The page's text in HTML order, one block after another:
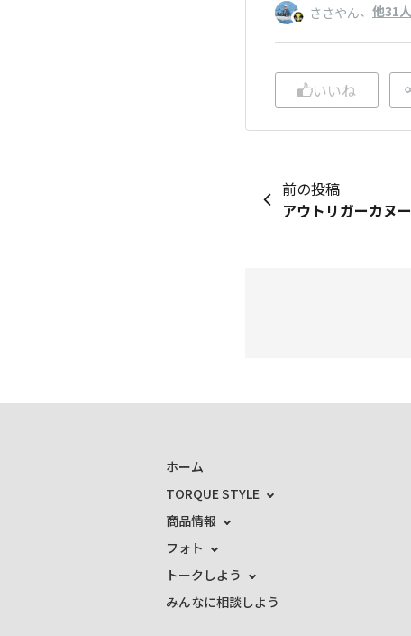
ささやん、 他31人
いいね
前の投稿
アウトリガーカヌー
ホーム
TORQUE STYLE
商品情報
フォト
トークしよう
みんなに相談しよう